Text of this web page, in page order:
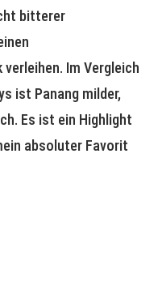
bitterer
Im Vergleich
ist Panang milder,
Es ist ein Highlight
absoluter Favorit